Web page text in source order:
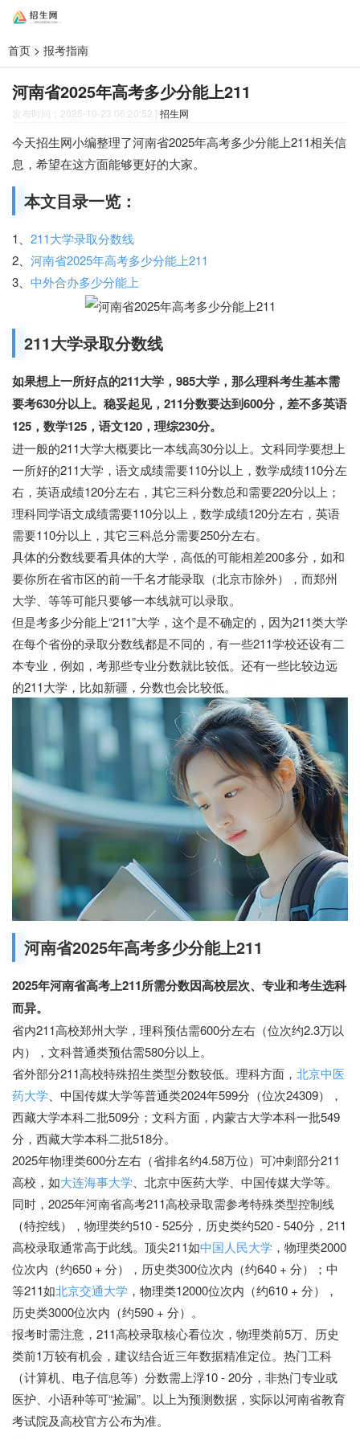
首页 > 报考指南
河南省2025年高考多少分能上211
发布时间：2025-10-23 06:20:52 | 招生网
今天招生网小编整理了河南省2025年高考多少分能上211相关信
息，希望在这方面能够更好的大家。
本文目录一览：
1、 211大学录取分数线
2、 河南省2025年高考多少分能上211
3、 中外合办多少分能上
211大学录取分数线
如果想上一所好点的211大学，985大学，那么理科考生基本需
要考630分以上。稳妥起见，211分数要达到600分，差不多英语
125，数学125，语文120，理综230分。
进一般的211大学大概要比一本线高30分以上。文科同学要想上
一所好的211大学，语文成绩需要110分以上，数学成绩110分左
右，英语成绩120分左右，其它三科分数总和需要220分以上；
理科同学语文成绩需要110分以上，数学成绩120分左右，英语
需要110分以上，其它三科总分需要250分左右。
具体的分数线要看具体的大学，高低的可能相差200多分，如和
要你所在省市区的前一千名才能录取（北京市除外），而郑州
大学、等等可能只要够一本线就可以录取。
但是考多少分能上“211”大学，这个是不确定的，因为211类大学
在每个省份的录取分数线都是不同的，有一些211学校还设有二
本专业，例如，考那些专业分数就比较低。还有一些比较边远
的211大学，比如新疆，分数也会比较低。
河南省2025年高考多少分能上211
2025年河南省高考上211所需分数因高校层次、专业和考生选科
而异。
省内211高校郑州大学，理科预估需600分左右（位次约2.3万以
内），文科普通类预估需580分以上。
省外部分211高校特殊招生类型分数较低。理科方面， 北京中医
药大学 、中国传媒大学等普通类2024年599分（位次24309），
西藏大学本科二批509分；文科方面，内蒙古大学本科一批549
分，西藏大学本科二批518分。
2025年物理类600分左右（省排名约4.58万位）可冲刺部分211
高校，如大连海事大学 、北京中医药大学、中国传媒大学等。
同时，2025年河南省高考211高校录取需参考特殊类型控制线
（特控线），物理类约510 - 525分，历史类约520 - 540分，211
高校录取通常高于此线。顶尖211如中国人民大学 ，物理类2000
位次内（约650 + 分），历史类300位次内（约640 + 分）；中
等211如北京交通大学 ，物理类12000位次内（约610 + 分），
历史类3000位次内（约590 + 分）。
报考时需注意，211高校录取核心看位次，物理类前5万、历史
类前1万较有机会，建议结合近三年数据精准定位。热门工科
（计算机、电子信息等）分数需上浮10 - 20分，非热门专业或
医护、小语种等可“捡漏”。以上为预测数据，实际以河南省教育
考试院及高校官方公布为准。